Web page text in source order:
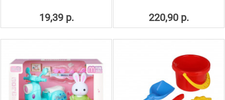
19,39 р. 220,90 р.